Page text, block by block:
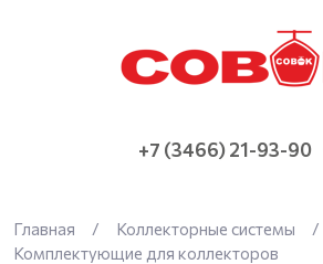
+7 (3466) 21-93-90
Главная / Коллекторные системы
/
Комплектующие для коллекторов